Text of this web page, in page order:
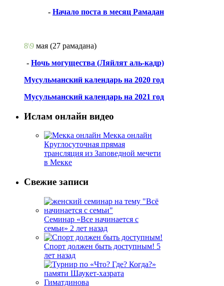
- Начало поста в месяц Рамадан
8\9 мая (27 рамадана)
- Ночь могущества (Ляйлят аль-кадр)
Мусульманский календарь на 2020 год
Мусульманский календарь на 2021 год
Ислам онлайн видео
Мекка онлайн
Круглосуточная прямая
трансляция из Заповедной мечети
в Мекке
Свежие записи
Семинар «Все начинается с
семьи» 2 лет назад
Спорт должен быть доступным! 5
лет назад